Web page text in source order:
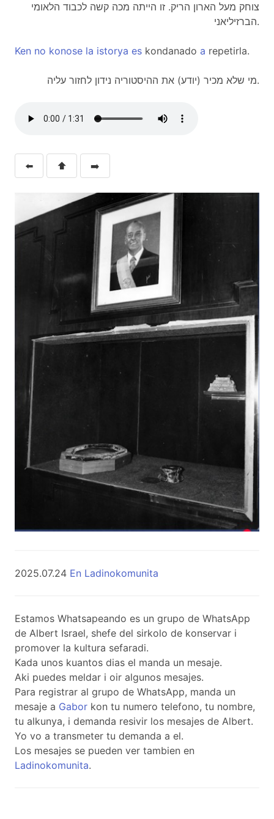
צוחק מעל הארון הריק. זו הייתה מכה קשה לכבוד הלאומי
הברזיליאני.
Ken no konose la istorya es kondanado a repetirla.
מי שלא מכיר (יודע) את ההיסטוריה נידון לחזור עליה.
⬅️ ⬆️ ➡️
2025.07.24 En Ladinokomunita
Estamos Whatsapeando es un grupo de WhatsApp
de Albert Israel, shefe del sirkolo de konservar i
promover la kultura sefaradi.
Kada unos kuantos dias el manda un mesaje.
Aki puedes meldar i oir algunos mesajes.
Para registrar al grupo de WhatsApp, manda un
mesaje a Gabor kon tu numero telefono, tu nombre,
tu alkunya, i demanda resivir los mesajes de Albert.
Yo vo a transmeter tu demanda a el.
Los mesajes se pueden ver tambien en
Ladinokomunita.